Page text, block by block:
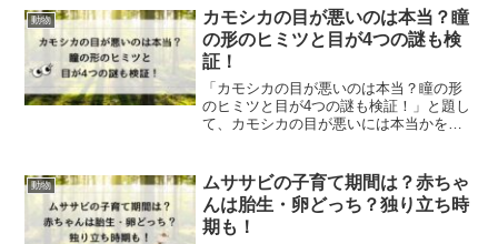
します。
動物
カモシカの目が悪いのは本当？瞳
の形のヒミツと目が4つの謎も検
証！
「カモシカの目が悪いのは本当？瞳の形
のヒミツと目が4つの謎も検証！」と題し
て、カモシカの目が悪いには本当かを検
動物
ムササビの子育て期間は？赤ちゃ
んは胎生・卵どっち？独り立ち時
期も！